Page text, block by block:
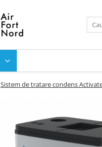
Sistem de tratare condens